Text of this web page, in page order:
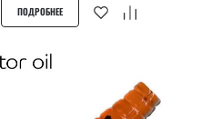
ПОДРОБНЕЕ